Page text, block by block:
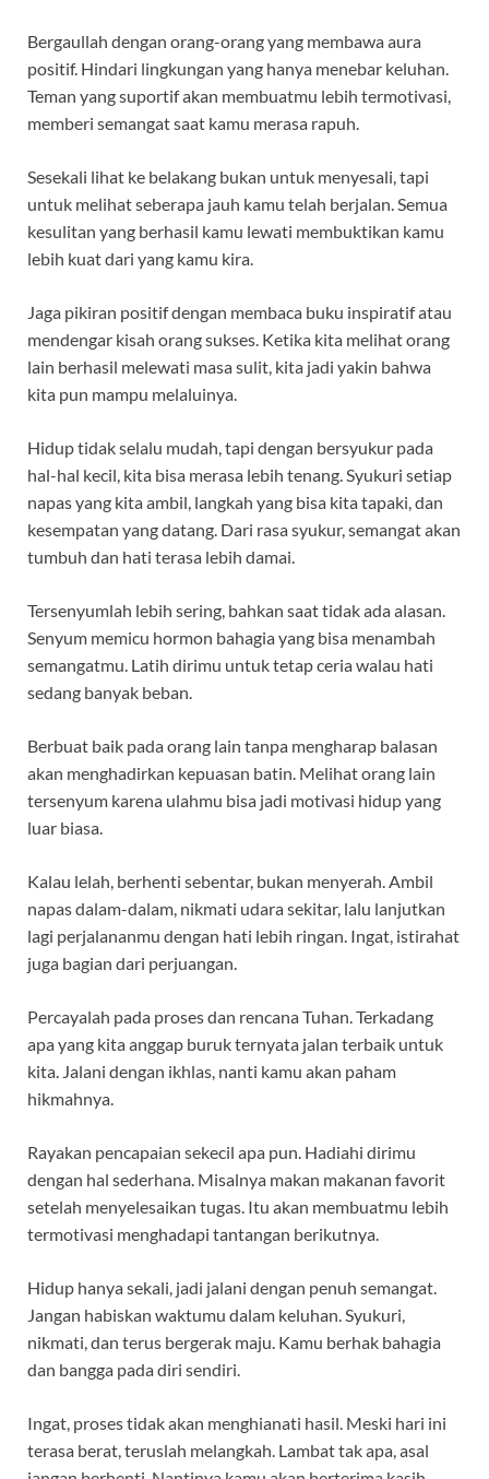
Bergaullah dengan orang-orang yang membawa aura
positif. Hindari lingkungan yang hanya menebar keluhan.
Teman yang suportif akan membuatmu lebih termotivasi,
memberi semangat saat kamu merasa rapuh.
Sesekali lihat ke belakang bukan untuk menyesali, tapi
untuk melihat seberapa jauh kamu telah berjalan. Semua
kesulitan yang berhasil kamu lewati membuktikan kamu
lebih kuat dari yang kamu kira.
Jaga pikiran positif dengan membaca buku inspiratif atau
mendengar kisah orang sukses. Ketika kita melihat orang
lain berhasil melewati masa sulit, kita jadi yakin bahwa
kita pun mampu melaluinya.
Hidup tidak selalu mudah, tapi dengan bersyukur pada
hal-hal kecil, kita bisa merasa lebih tenang. Syukuri setiap
napas yang kita ambil, langkah yang bisa kita tapaki, dan
kesempatan yang datang. Dari rasa syukur, semangat akan
tumbuh dan hati terasa lebih damai.
Tersenyumlah lebih sering, bahkan saat tidak ada alasan.
Senyum memicu hormon bahagia yang bisa menambah
semangatmu. Latih dirimu untuk tetap ceria walau hati
sedang banyak beban.
Berbuat baik pada orang lain tanpa mengharap balasan
akan menghadirkan kepuasan batin. Melihat orang lain
tersenyum karena ulahmu bisa jadi motivasi hidup yang
luar biasa.
Kalau lelah, berhenti sebentar, bukan menyerah. Ambil
napas dalam-dalam, nikmati udara sekitar, lalu lanjutkan
lagi perjalananmu dengan hati lebih ringan. Ingat, istirahat
juga bagian dari perjuangan.
Percayalah pada proses dan rencana Tuhan. Terkadang
apa yang kita anggap buruk ternyata jalan terbaik untuk
kita. Jalani dengan ikhlas, nanti kamu akan paham
hikmahnya.
Rayakan pencapaian sekecil apa pun. Hadiahi dirimu
dengan hal sederhana. Misalnya makan makanan favorit
setelah menyelesaikan tugas. Itu akan membuatmu lebih
termotivasi menghadapi tantangan berikutnya.
Hidup hanya sekali, jadi jalani dengan penuh semangat.
Jangan habiskan waktumu dalam keluhan. Syukuri,
nikmati, dan terus bergerak maju. Kamu berhak bahagia
dan bangga pada diri sendiri.
Ingat, proses tidak akan menghianati hasil. Meski hari ini
terasa berat, teruslah melangkah. Lambat tak apa, asal